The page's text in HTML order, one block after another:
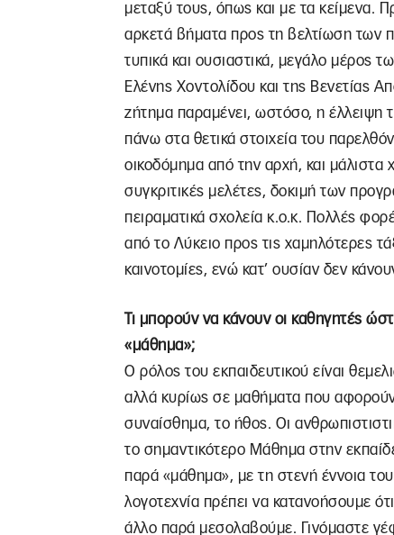
μεταξύ τους, όπως και με τα κείμενα.
αρκετά βήματα προς τη βελτίωση των
τυπικά και ουσιαστικά, μεγάλο μέρος
Ελένης Χοντολίδου και της Βενετίας
ζήτημα παραμένει, ωστόσο, η έλλειψη
πάνω στα θετικά στοιχεία του
οικοδόμημα από την αρχή, και μάλιστα
συγκριτικές μελέτες, δοκιμή των
πειραματικά σχολεία κ.ο.κ. Πολλές
από το Λύκειο προς τις χαμηλότερες
καινοτομίες, ενώ κατ’ ουσίαν δεν
Τι μπορούν να κάνουν οι καθηγητές
«μάθημα»;
Ο ρόλος του εκπαιδευτικού είναι
αλλά κυρίως σε μαθήματα που αφορούν
συναίσθημα, το ήθος. Οι
το σημαντικότερο Μάθημα στην
παρά «μάθημα», με τη στενή έννοια
λογοτεχνία πρέπει να κατανοήσουμε
άλλο παρά μεσολαβούμε. Γινόμαστε